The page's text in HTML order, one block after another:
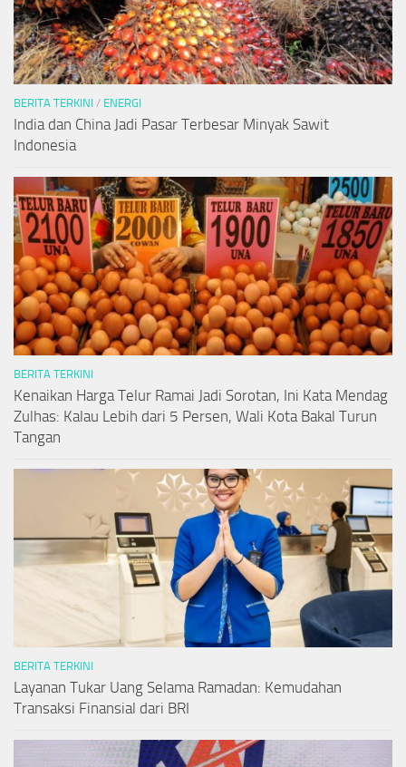
BERITA TERKINI / ENERGI
India dan China Jadi Pasar Terbesar Minyak Sawit
Indonesia
BERITA TERKINI
Kenaikan Harga Telur Ramai Jadi Sorotan, Ini Kata Mendag
Zulhas: Kalau Lebih dari 5 Persen, Wali Kota Bakal Turun
Tangan
BERITA TERKINI
Layanan Tukar Uang Selama Ramadan: Kemudahan
Transaksi Finansial dari BRI